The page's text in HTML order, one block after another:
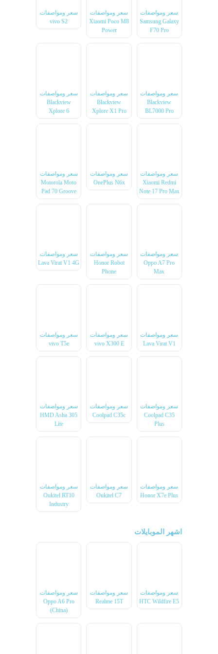
سعر ومواصفات
Samsung Galaxy
F70 Pro
سعر ومواصفات
Xiaomi Poco M8
Power
سعر ومواصفات
vivo S2
سعر ومواصفات
Blackview
BL7000 Pro
سعر ومواصفات
Blackview
Xplore X1 Pro
سعر ومواصفات
Blackview
Xplore 6
سعر ومواصفات
Xiaomi Redmi
Note 17 Pro Max
سعر ومواصفات
OnePlus N6x
سعر ومواصفات
Motorola Moto
Pad 70 Groove
سعر ومواصفات
Oppo A7 Pro
Max
سعر ومواصفات
Honor Robot
Phone
سعر ومواصفات
Lava Virat V1 4G
سعر ومواصفات
Lava Virat V1
سعر ومواصفات
vivo X300 E
سعر ومواصفات
vivo T5e
سعر ومواصفات
Coolpad C35
Plus
سعر ومواصفات
Coolpad C35c
سعر ومواصفات
HMD Asha 305
Lite
سعر ومواصفات
Honor X7e Plus
سعر ومواصفات
Oukitel C7
سعر ومواصفات
Oukitel RT10
Industry
اشهر الموبايلات
سعر ومواصفات
HTC Wildfire E5
سعر ومواصفات
Realme 15T
سعر ومواصفات
Oppo A6 Pro
(China)